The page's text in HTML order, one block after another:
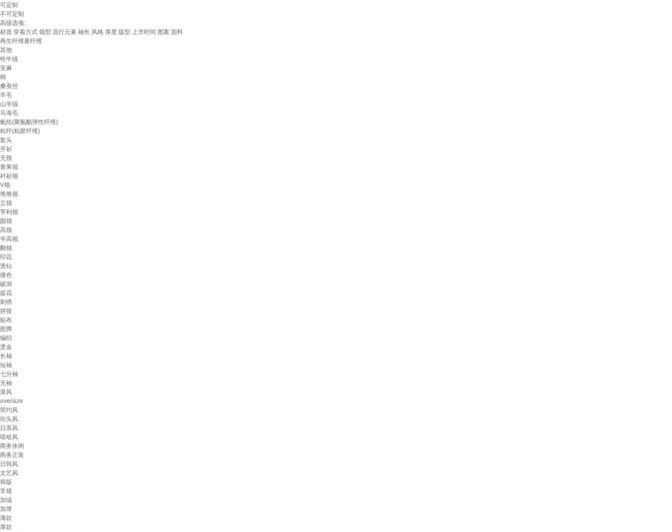
可定制
不可定制
高级选项:
材质 穿着方式 领型 流行元素 袖长 风格 厚度 版型 上市时间 图案 面料
再生纤维素纤维
其他
牦牛绒
亚麻
棉
桑蚕丝
羊毛
山羊绒
马海毛
氨纶(聚氨酯弹性纤维)
粘纤(粘胶纤维)
套头
开衫
无领
青果领
衬衫领
V领
堆堆领
立领
亨利领
圆领
高领
半高领
翻领
印花
烫钻
撞色
破洞
提花
刺绣
拼接
贴布
图腾
编织
烫金
长袖
短袖
七分袖
无袖
港风
oversize
简约风
街头风
日系风
嘻哈风
商务休闲
商务正装
日韩风
文艺风
韩版
常规
加绒
加厚
薄款
厚款